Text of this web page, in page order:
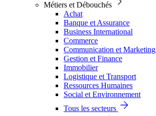
Métiers et Débouchés
Achat
Banque et Assurance
Business International
Commerce
Communication et Marketing
Gestion et Finance
Immobilier
Logistique et Transport
Ressources Humaines
Social et Environnement
Tous les secteurs